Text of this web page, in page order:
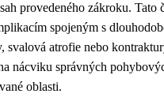
provedeného zákroku. Tato
spojeným s
svalová atrofie nebo
nácviku správných
oblasti.